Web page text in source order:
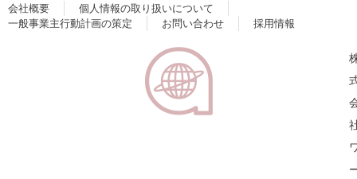
会社概要
個人情報の取り扱いについて
一般事業主行動計画の策定
お問い合わせ 採用情報